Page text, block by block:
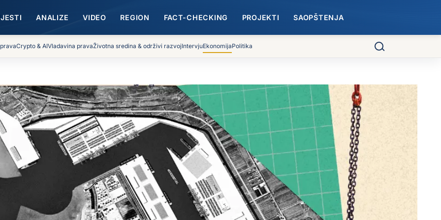
ANALIZE VIDEO REGION FACT-CHECKING PROJEKTI SAOPŠTENJA
Crypto & AIVladavina pravaŽivotna sredina & održivi razvojIntervjuEkonomijaPolitika
Pretraga